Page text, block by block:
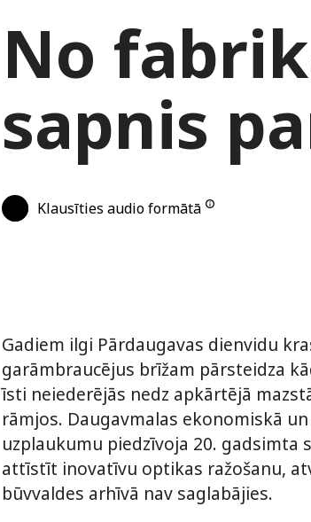
No
sapnis
Klausīties audio formātā
Gadiem ilgi Pārdaugavas dienvidu
garāmbraucējus brīžam pārsteidza
īsti neiederējās nedz apkārtējā
rāmjos. Daugavmalas ekonomiskā
uzplaukumu piedzīvoja 20. gadsimta
attīstīt inovatīvu optikas ražošanu,
būvvaldes arhīvā nav saglabājies.